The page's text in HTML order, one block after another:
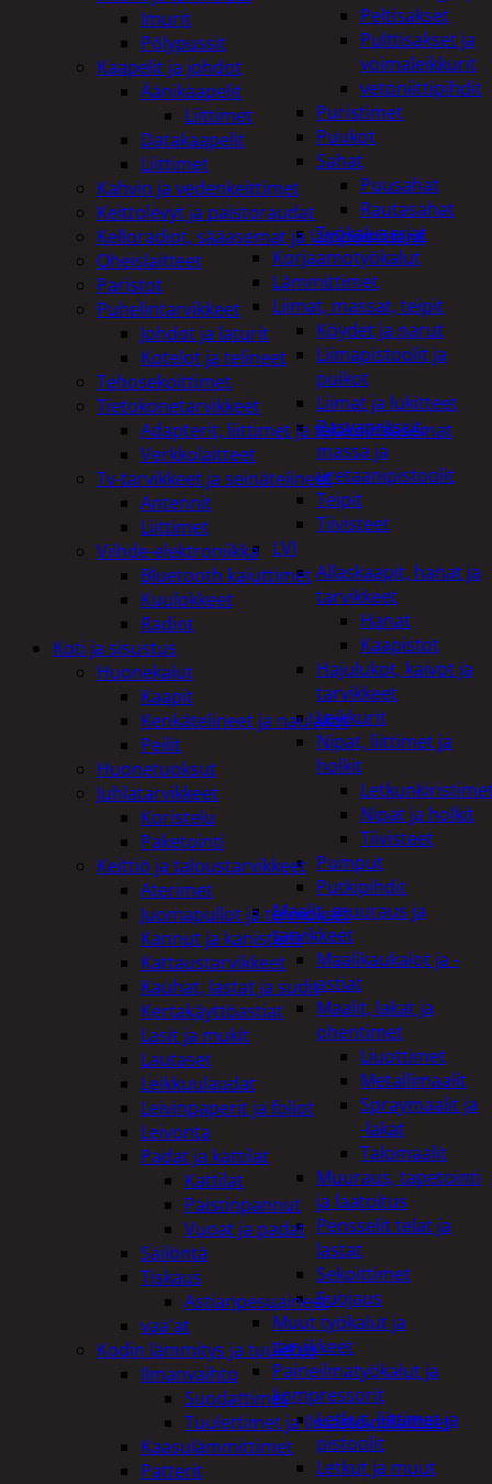
Peltisakset
Pulttisakset ja
voimaleikkurit
vetoniittipihdit
Puristimet
Puukot
Sahat
Puusahat
Rautasahat
Työkalusarjat
Korjaamotyökalut
Lämmittimet
Liimat, massat, teipit
Köydet ja narut
Liimapistoolit ja
puikot
Liimat ja lukitteet
Rasvaprässit,
massa ja
uretaanipistoolit
Teipit
Tiivisteet
LVI
Allaskaapit, hanat ja
tarvikkeet
Hanat
Kaapistot
Hajulukot, kaivot ja
tarvikkeet
Leikkurit
Nipat, liittimet ja
holkit
Nipat ja holkit
Tiivisteet
Pumput
Putkipihdit
Maalit, muuraus ja
tarvikkeet
Maalikaukalot ja -
astiat
Maalit, lakat ja
ohentimet
Liuottimet
Metallimaalit
Spraymaalit ja
-lakat
Talomaalit
Muuraus, tapetointi
ja laatoitus
Pensselit telat ja
lastat
Sekoittimet
Suojaus
Muut työkalut ja
tarvikkeet
Paineilmatyökalut ja
kompressorit
Letkut, liittimet ja
pistoolit
Letkut ja muut
Imurit
Pölypussit
Kaapelit ja johdot
Äänikaapelit
Liittimet
Datakaapelit
Liittimet
Kahvin ja vedenkeittimet
Keittolevyt ja paistoraudat
Kelloradiot, sääasemat ja lämpömittarit
Oheislaitteet
Paristot
Puhelintarvikkeet
Johdot ja laturit
Kotelot ja telineet
Tehosekoittimet
Tietokonetarvikkeet
Adapterit, liittimet ja telakointiasemat
Verkkolaitteet
Tv-tarvikkeet ja seinätelineet
Antennit
Liittimet
Viihde-elektroniikka
Bluetooth kaiuttimet
Kuulokkeet
Radiot
Koti ja sisustus
Huonekalut
Kaapit
Kenkätelineet ja naulakot
Peilit
Huonetuoksut
Juhlatarvikkeet
Koristelu
Paketointi
Keittiö ja taloustarvikkeet
Aterimet
Juomapullot ja termokset
Kannut ja kanisterit
Kattaustarvikkeet
Kauhat, lastat ja sudit
Kertakäyttöastiat
Lasit ja mukit
Lautaset
Leikkuulaudat
Leivinpaperit ja foliot
Leivonta
Padat ja kattilat
Kattilat
Paistinpannut
Vuoat ja padat
Säilöntä
Tiskaus
Astianpesuaineet
vaa'at
Kodin lämmitys ja tuuletus
Ilmanvaihto
Suodattimet
Tuulettimet ja Ilmastointilaitteet
Kaasulämmittimet
Patterit